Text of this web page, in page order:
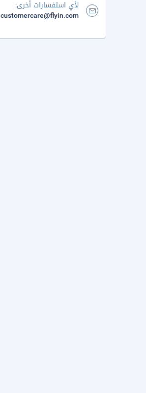
لأي استفسارات أخرى:
customercare@flyin.com